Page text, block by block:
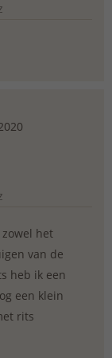
het
van de
heb ik een
een klein
rits